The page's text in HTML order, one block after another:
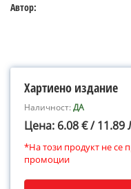
Автор:
Хартиено издание
Наличност:ДА
Цена: 6.08 € / 11.89
*На този продукт не се
промоции